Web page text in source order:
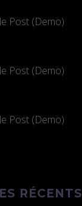
Post (Demo)
Post (Demo)
Post (Demo)
RÉCENTS